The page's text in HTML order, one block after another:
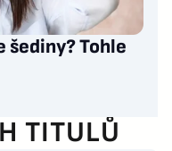
šediny? Tohle
TITULŮ